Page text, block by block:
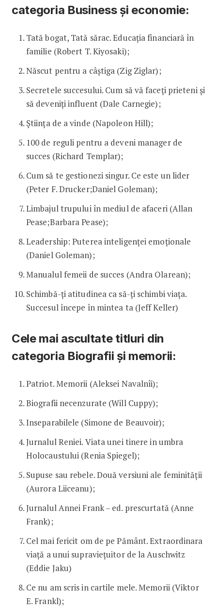
categoria Business și economie:
Tată bogat, Tată sărac. Educația financiară în
familie (Robert T. Kiyosaki);
Născut pentru a câștiga (Zig Ziglar);
Secretele succesului. Cum să vă faceţi prieteni şi
să deveniţi influent (Dale Carnegie);
Știința de a vinde (Napoleon Hill);
100 de reguli pentru a deveni manager de
succes (Richard Templar);
Cum să te gestionezi singur. Ce este un lider
(Peter F. Drucker;Daniel Goleman);
Limbajul trupului în mediul de afaceri (Allan
Pease;Barbara Pease);
Leadership: Puterea inteligenței emoționale
(Daniel Goleman);
Manualul femeii de succes (Andra Olarean);
Schimbă-ți atitudinea ca să-ți schimbi viața.
Succesul începe în mintea ta (Jeff Keller)
Cele mai ascultate titluri din
categoria Biografii și memorii:
Patriot. Memorii (Aleksei Navalnîi);
Biografii necenzurate (Will Cuppy);
Inseparabilele (Simone de Beauvoir);
Jurnalul Reniei. Viata unei tinere in umbra
Holocaustului (Renia Spiegel);
Supuse sau rebele. Două versiuni ale feminității
(Aurora Liiceanu);
Jurnalul Annei Frank – ed. prescurtată (Anne
Frank);
Cel mai fericit om de pe Pământ. Extraordinara
viață a unui supraviețuitor de la Auschwitz
(Eddie Jaku)
Ce nu am scris in cartile mele. Memorii (Viktor
E. Frankl);